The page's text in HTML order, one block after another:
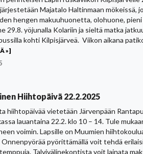
Majatalo Haltinmaan mökeissä,
hengen makuuhuonetta, olohuone,
29.8. yöjunalla Kolariin ja sieltä matka
kohti Kilpisjärveä. Viikon aikana
»]
Hiihtopäivä 22.2.2025
hiihtopäivää vietetään Järvenpään
lauantaina 22.2. klo 10 – 14. Tule
voimin. Lapsille on Muumien
Onnenpyörää pyörittämällä voit tehdä
Talvivälinekontista voit lainata